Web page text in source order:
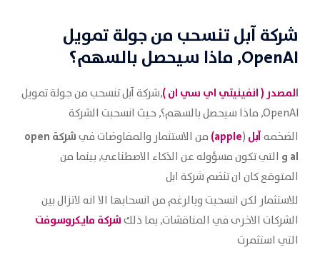
شركة آبل تنسحب من جولة تمويل
OpenAI, ماذا سيحصل بالسهم؟
المصدر (انفينيتي اي سي ان),شركة آبل تنسحب من جولة تمويل
OpenAI, ماذا سيحصل بالسهم؟, حيث انسحبت الشركة
الضخمهآبل (
apple) من الاستثمار والمفاوضات في
شركة open
al و
التي تكون مسؤوله عن الذكاء الاصطناعي, بينما من
المتوقع كان ان تنضم شركة ابل
للاستثمار لكن انسحبت وبالرغم من انسحابها الا انه لاتزال بين
الشركات الاخرى في المناقشات, بما ذلكشركة مايكروسوفت
التي استثمرت